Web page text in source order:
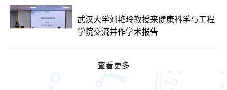
武汉大学刘艳玲教授来健康科学与工程
学院交流并作学术报告
查看更多